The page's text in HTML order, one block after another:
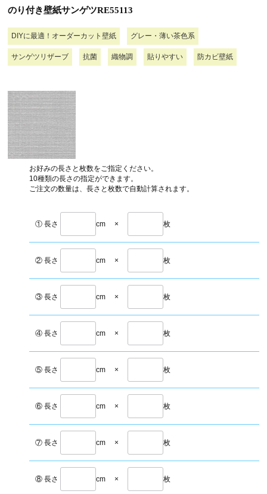
のり付き壁紙サンゲツRE55113
DIYに最適！オーダーカット壁紙 グレー・薄い茶色系
サンゲツリザーブ 抗菌 織物調 貼りやすい 防カビ壁紙
お好みの長さと枚数をご指定ください。
10種類の長さの指定ができます。
ご注文の数量は、長さと枚数で自動計算されます。
① 長さ cm × 枚
② 長さ cm × 枚
③ 長さ cm × 枚
④ 長さ cm × 枚
⑤ 長さ cm × 枚
⑥ 長さ cm × 枚
⑦ 長さ cm × 枚
⑧ 長さ cm × 枚